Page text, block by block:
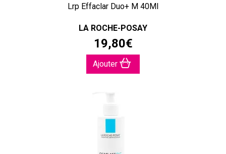
Lrp Effaclar Duo+ M 40Ml
LA ROCHE-POSAY
19,80€
Ajouter